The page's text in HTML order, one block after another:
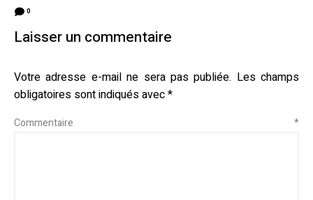
0
Laisser un commentaire
Votre adresse e-mail ne sera pas publiée. Les champs
obligatoires sont indiqués avec*
Commentaire *